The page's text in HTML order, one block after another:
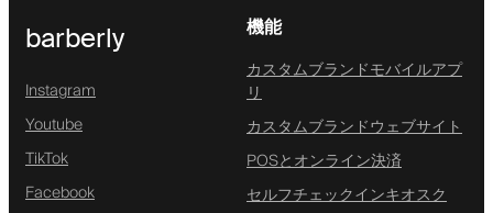
barberly
Instagram
Youtube
TikTok
Facebook
機能
カスタムブランドモバイルアプ
リ
カスタムブランドウェブサイト
POSとオンライン決済
セルフチェックインキオスク